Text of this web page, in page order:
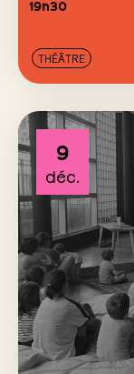
19h30
THÉÂTRE
9
déc.